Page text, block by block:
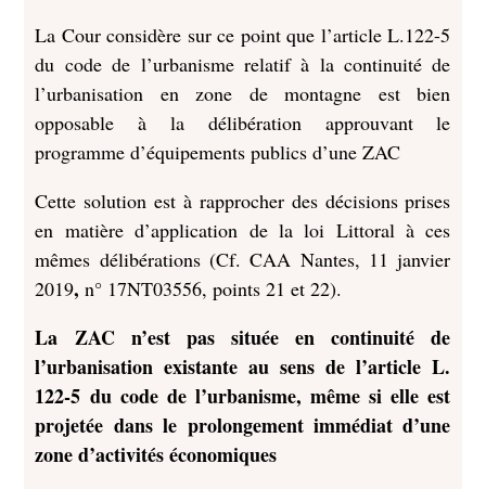
La Cour considère sur ce point que l’article L.122-5
du code de l’urbanisme relatif à la continuité de
l’urbanisation en zone de montagne est bien
opposable à la délibération approuvant le
programme d’équipements publics d’une ZAC
Cette solution est à rapprocher des décisions prises
en matière d’application de la loi Littoral à ces
mêmes délibérations (Cf. CAA Nantes, 11 janvier
2019,n° 17NT03556, points 21 et 22).
La ZAC n’est pas située en continuité de
l’urbanisation existante au sens de l’article L.
122-5 du code de l’urbanisme, même si elle est
projetée dans le prolongement immédiat d’une
zone d’activités économiques